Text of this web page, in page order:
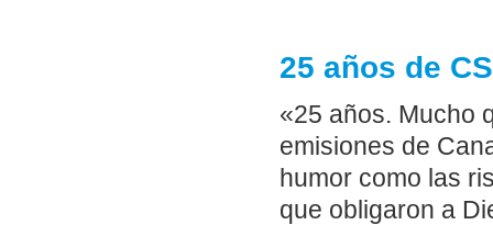
25 años de
«25 años. Mucho
emisiones de
humor como las
que obligaron a